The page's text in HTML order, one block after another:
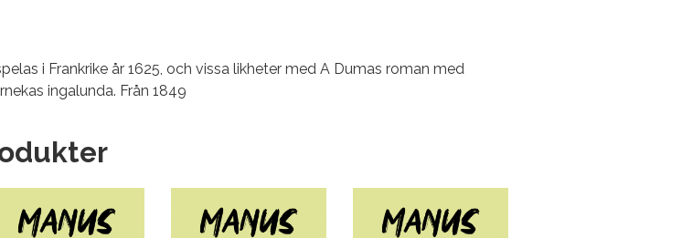
i Frankrike år 1625, och vissa likheter med A Dumas roman med
ingalunda. Från 1849